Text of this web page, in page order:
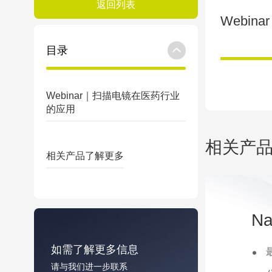
返回列表
目录
Webinar｜扫描电镜在医药行业
的应用
相关产品了解更多
如需了解更多信息
请与我们进一步联系
相关产